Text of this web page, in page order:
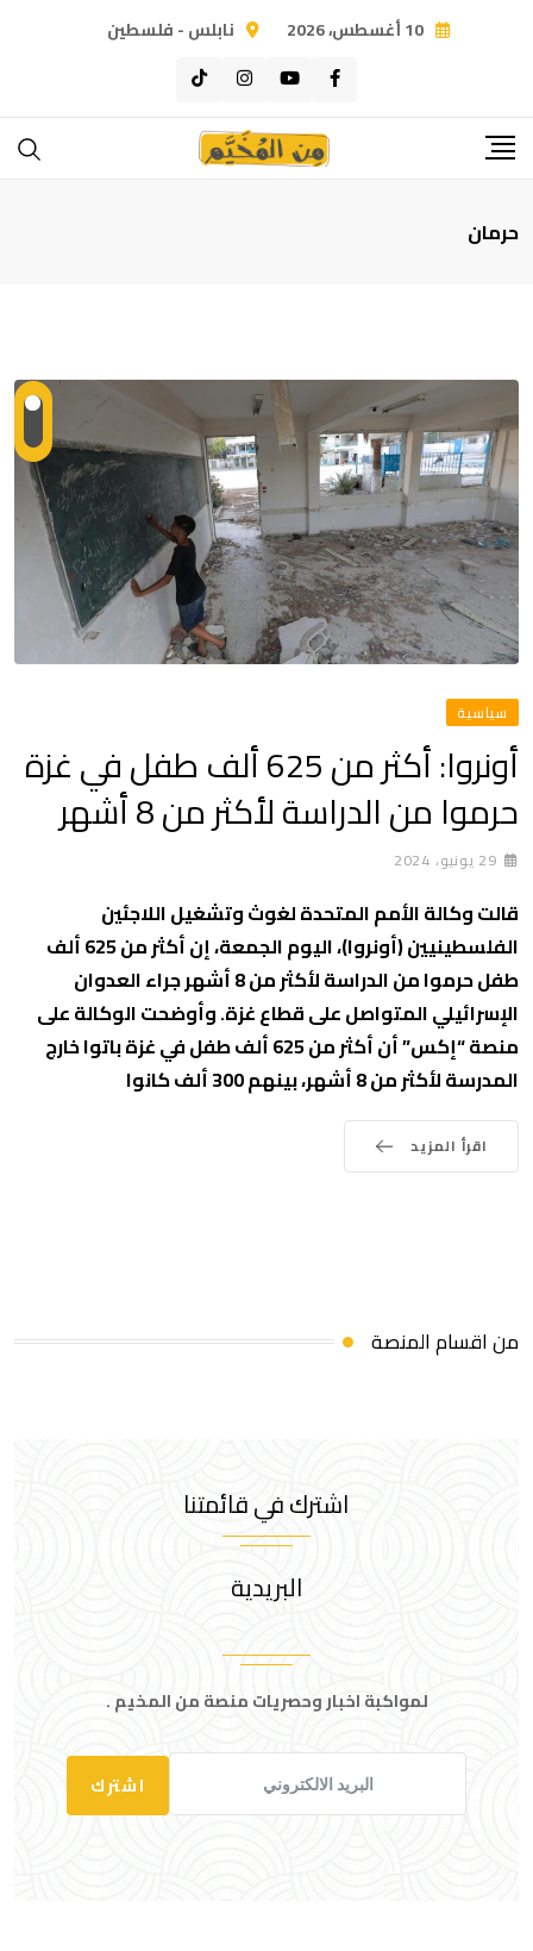
10 أغسطس، 2026 نابلس - فلسطين
حرمان
سياسية
أونروا: أكثر من 625 ألف طفل في غزة
حرموا من الدراسة لأكثر من 8 أشهر
29 يونيو، 2024
قالت وكالة الأمم المتحدة لغوث وتشغيل اللاجئين
الفلسطينيين (أونروا)، اليوم الجمعة، إن أكثر من 625 ألف
طفل حرموا من الدراسة لأكثر من 8 أشهر جراء العدوان
الإسرائيلي المتواصل على قطاع غزة. وأوضحت الوكالة على
منصة “إكس” أن أكثر من 625 ألف طفل في غزة باتوا خارج
المدرسة لأكثر من 8 أشهر، بينهم 300 ألف كانوا
اقرأ المزيد
من اقسام المنصة
اشترك في قائمتنا
البريدية
لمواكبة اخبار وحصريات منصة من المخيم .
اشترك